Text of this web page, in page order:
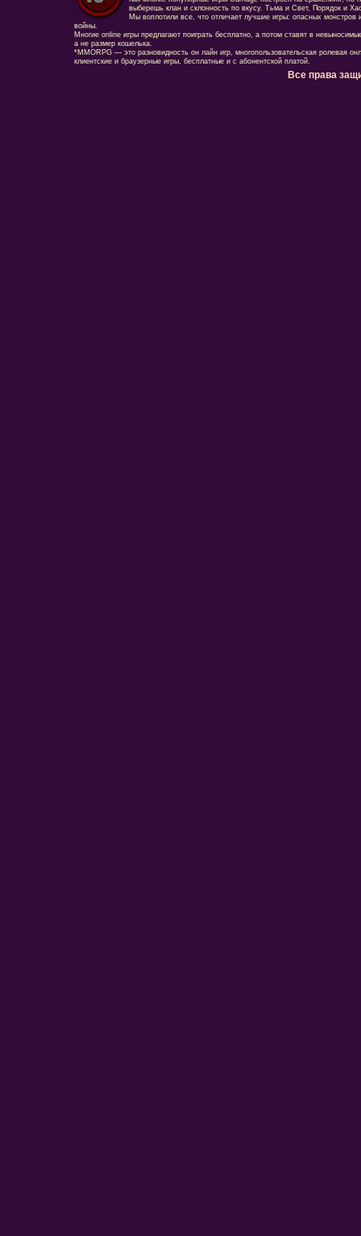
выберешь клан и склонность по вкусу. Тьма и Свет, Порядок и
Мы воплотили все, что отличает лучшие игры: опасных монстров
войны.
Многие online игры предлагают поиграть бесплатно, а потом ставят в
а не размер кошелька.
*MMORPG — это разновидность он лайн игр, многопользовательская ролевая
клиентские и браузерные игры, бесплатные и с абонентской платой.
Все права